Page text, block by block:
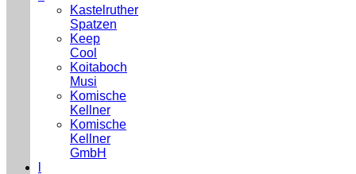
Kastelruther
Spatzen
Keep
Cool
Koitaboch
Musi
Komische
Kellner
Komische
Kellner
GmbH